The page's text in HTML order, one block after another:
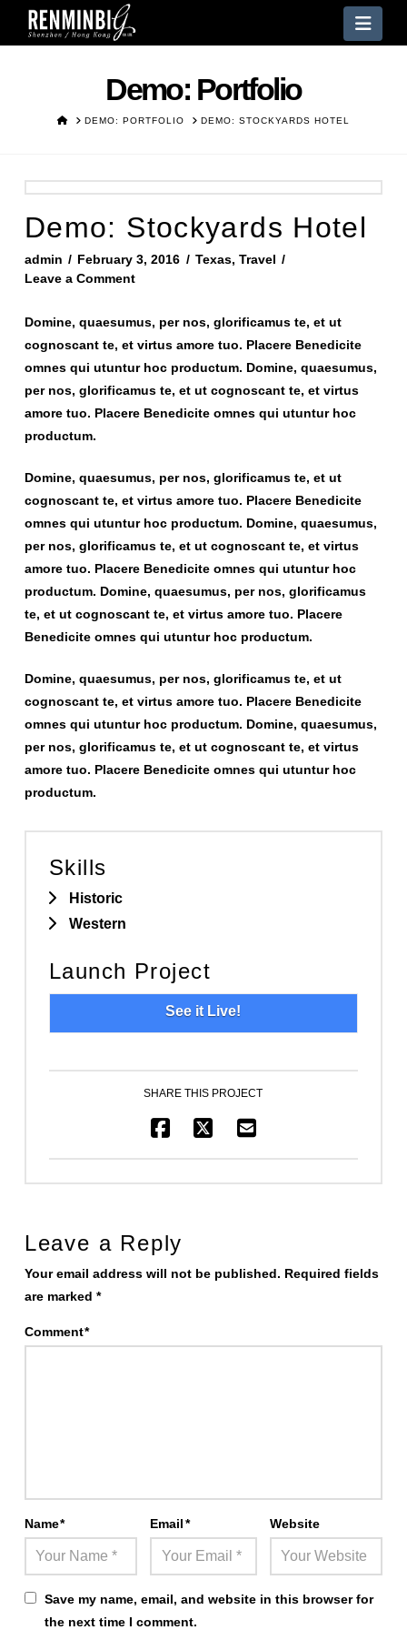
Demo: Portfolio
HOMEDEMO: PORTFOLIO DEMO: STOCKYARDS HOTEL
Demo: Stockyards Hotel
admin February 3, 2016 Texas,Travel
Leave a Comment
Domine, quaesumus, per nos, glorificamus te, et ut
cognoscant te, et virtus amore tuo. Placere Benedicite
omnes qui utuntur hoc productum. Domine, quaesumus,
per nos, glorificamus te, et ut cognoscant te, et virtus
amore tuo. Placere Benedicite omnes qui utuntur hoc
productum.
Domine, quaesumus, per nos, glorificamus te, et ut
cognoscant te, et virtus amore tuo. Placere Benedicite
omnes qui utuntur hoc productum. Domine, quaesumus,
per nos, glorificamus te, et ut cognoscant te, et virtus
amore tuo. Placere Benedicite omnes qui utuntur hoc
productum. Domine, quaesumus, per nos, glorificamus
te, et ut cognoscant te, et virtus amore tuo. Placere
Benedicite omnes qui utuntur hoc productum.
Domine, quaesumus, per nos, glorificamus te, et ut
cognoscant te, et virtus amore tuo. Placere Benedicite
omnes qui utuntur hoc productum. Domine, quaesumus,
per nos, glorificamus te, et ut cognoscant te, et virtus
amore tuo. Placere Benedicite omnes qui utuntur hoc
productum.
Skills
Historic
Western
Launch Project
See it Live!
SHARE THIS PROJECT
Leave a Reply
Your email address will not be published. Required fields
are marked *
Comment*
Name* Email* Website
Save my name, email, and website in this browser for
the next time I comment.